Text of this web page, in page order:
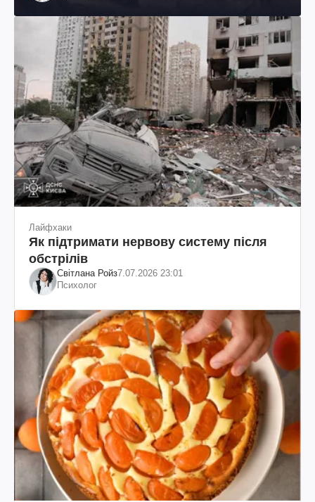
Лайфхаки
Як підтримати нервову систему після
обстрілів
Світлана Ройз7.07.2026 23:01
Психолог